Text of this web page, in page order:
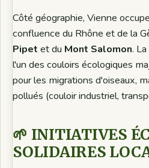
Côté géographie, Vienne
confluence du Rhône et de la
Pipet et du Mont Salomon. La
l'un des couloirs écologiques
pour les migrations d'oiseaux,
pollués (couloir industriel,
🌱 INITIATIVES
SOLIDAIRES